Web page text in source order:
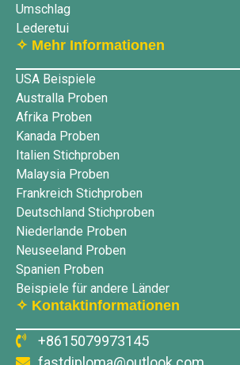
Umschlag
Lederetui
✧ Mehr Informationen
USA Beispiele
Australla Proben
Afrika Proben
Kanada Proben
Italien Stichproben
Malaysia Proben
Frankreich Stichproben
Deutschland Stichproben
Niederlande Proben
Neuseeland Proben
Spanien Proben
Beispiele für andere Länder
✧ Kontaktinformationen
+8615079973145